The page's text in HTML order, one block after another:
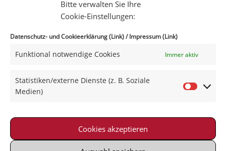
Bitte verwalten Sie Ihre
Cookie-Einstellungen:
Datenschutz- und Cookieerklärung (Link)/Impressum (Link)
Funktional notwendige Cookies Immer aktiv
Statistiken/externe Dienste (z. B. Soziale
Medien)
Cookies akzeptieren
|Datenschutz|Kontakt